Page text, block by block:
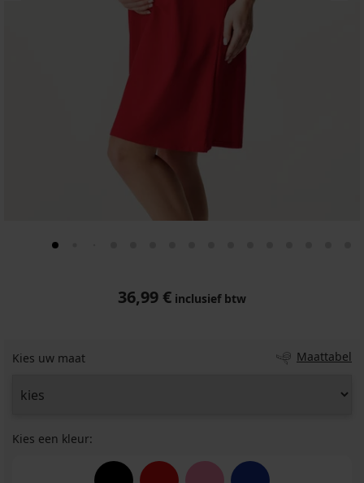
36,99 € inclusief btw
Kies uw maat Maattabel
Kies een kleur: